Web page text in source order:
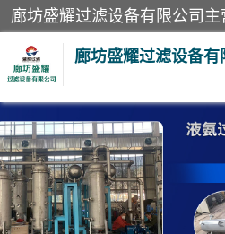
廊坊盛耀过滤设备有
二氧化碳过滤器
液氨氨气过滤器